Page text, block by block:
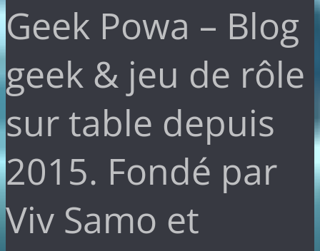
Geek Powa – Blog
geek & jeu de rôle
sur table depuis
2015. Fondé par
Viv Samo et